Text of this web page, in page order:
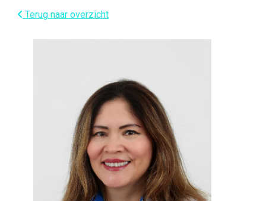
Terug naar overzicht